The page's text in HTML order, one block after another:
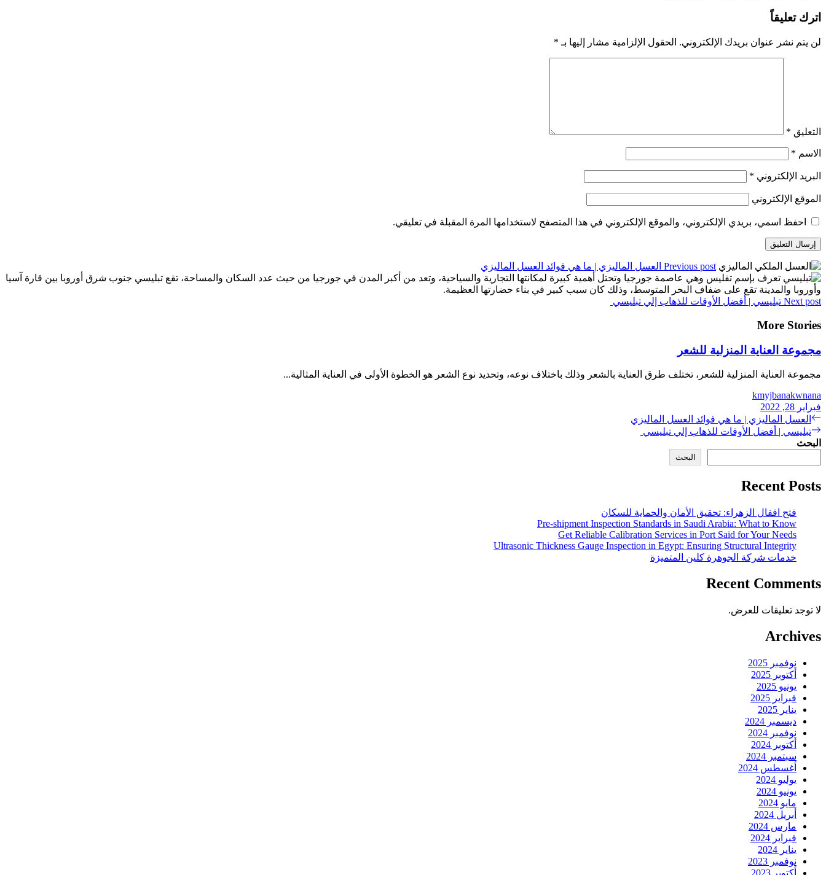
اترك تعليقاً
لن يتم نشر عنوان بريدك الإلكتروني. الحقول الإلزامية مشار إليها بـ *
التعليق *
الاسم *
البريد الإلكتروني *
الموقع الإلكتروني
احفظ اسمي، بريدي الإلكتروني، والموقع الإلكتروني في هذا المتصفح لاستخدامها المرة المقبلة في تعليقي.
Previous post العسل الماليزي | ما هي فوائد العسل الماليزي
Next post تبليسي | أفضل الأوقات للذهاب إلي تبليسي
More Stories
مجموعة العناية المنزلية للشعر
مجموعة العناية المنزلية للشعر، تختلف طرق العناية بالشعر وذلك باختلاف نوعه، وتحديد نوع الشعر هو الخطوة الأولى في العناية المثالية...
kmyjbanakwnana
فبراير 28, 2022
تصفّح
المقالات
Previous
post:
العسل الماليزي | ما هي فوائد العسل الماليزي
Next
post:
تبليسي | أفضل الأوقات للذهاب إلي تبليسي
البحث
البحث
Recent Posts
فتح اقفال الزهراء: تحقيق الأمان والحماية للسكان
Pre-shipment Inspection Standards in Saudi Arabia: What to Know
Get Reliable Calibration Services in Port Said for Your Needs
Ultrasonic Thickness Gauge Inspection in Egypt: Ensuring Structural Integrity
خدمات شركة الجوهرة كلين المتميزة
Recent Comments
لا توجد تعليقات للعرض.
Archives
نوفمبر 2025
أكتوبر 2025
يونيو 2025
فبراير 2025
يناير 2025
ديسمبر 2024
نوفمبر 2024
أكتوبر 2024
سبتمبر 2024
أغسطس 2024
يوليو 2024
يونيو 2024
مايو 2024
أبريل 2024
مارس 2024
فبراير 2024
يناير 2024
نوفمبر 2023
أكتوبر 2023